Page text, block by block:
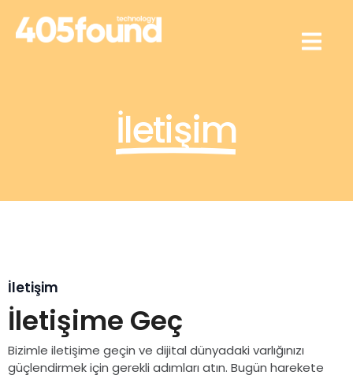
İletişim
İletişim
İletişime Geç
Bizimle iletişime geçin ve dijital dünyadaki varlığınızı
güçlendirmek için gerekli adımları atın. Bugün harekete